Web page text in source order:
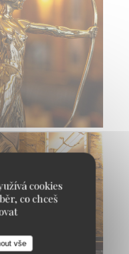
cookies
co chceš
vše